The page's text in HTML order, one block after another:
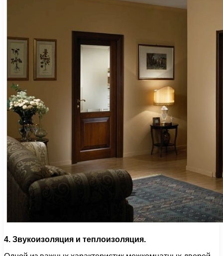
4. Звукоизоляция и теплоизоляция.